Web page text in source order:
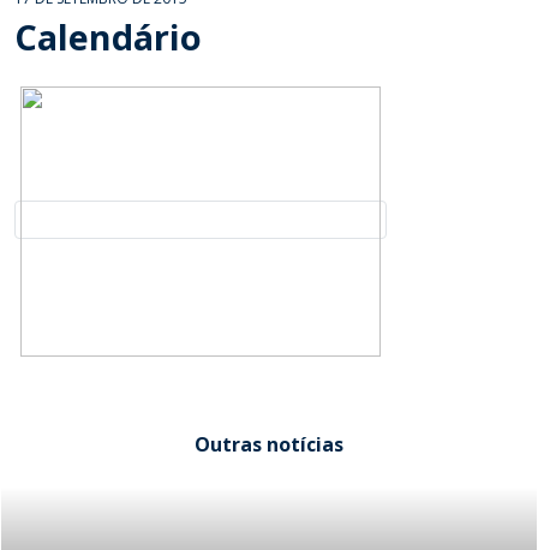
Calendário
Outras notícias